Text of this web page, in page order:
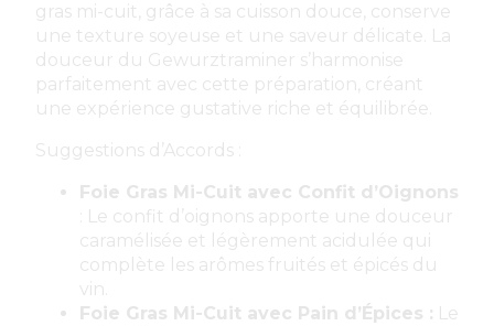
gras mi-cuit, grâce à sa cuisson douce, conserve
une texture soyeuse et une saveur délicate. La
douceur du Gewurztraminer s’harmonise
parfaitement avec cette préparation, créant
une expérience gustative riche et équilibrée.
Suggestions d’Accords :
Foie Gras Mi-Cuit avec Confit d’Oignons
: Le confit d’oignons apporte une douceur
caramélisée et légèrement acidulée qui
complète les arômes fruités et épicés du
vin.
Foie Gras Mi-Cuit avec Pain d’Épices : Le